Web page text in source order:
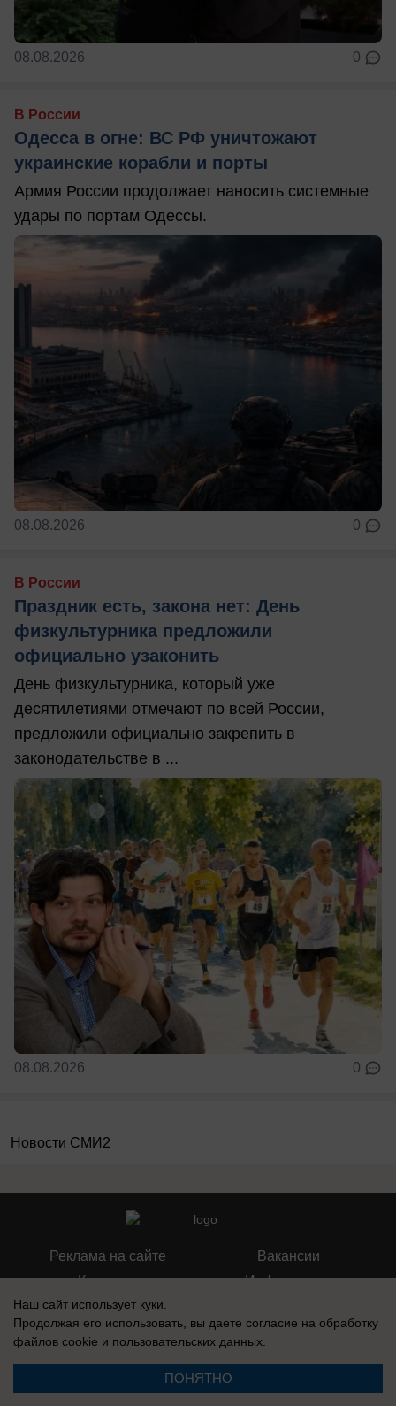
08.08.2026 0
В России
Одесса в огне: ВС РФ уничтожают
украинские корабли и порты
Армия России продолжает наносить системные
удары по портам Одессы.
08.08.2026 0
В России
Праздник есть, закона нет: День
физкультурника предложили
официально узаконить
День физкультурника, который уже
десятилетиями отмечают по всей России,
предложили официально закрепить в
законодательстве в ...
08.08.2026 0
Новости СМИ2
Реклама на сайте
Контакты
Вакансии
Информация
Регистрационный номер: Эл № ФС 77-76040, выдано Федеральной
Наш сайт использует куки.
Продолжая его использовать, вы даете согласие на обработку
файлов cookie и пользовательских данных.
ПОНЯТНО